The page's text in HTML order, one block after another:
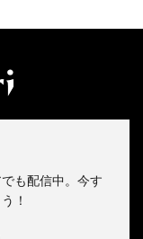
も配信中。今す
！